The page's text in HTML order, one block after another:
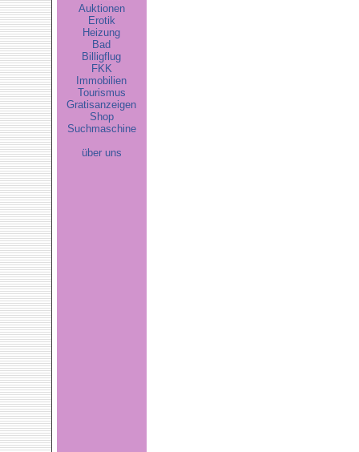
Auktionen
Erotik
Heizung
Bad
Billigflug
FKK
Immobilien
Tourismus
Gratisanzeigen
Shop
Suchmaschine
über uns